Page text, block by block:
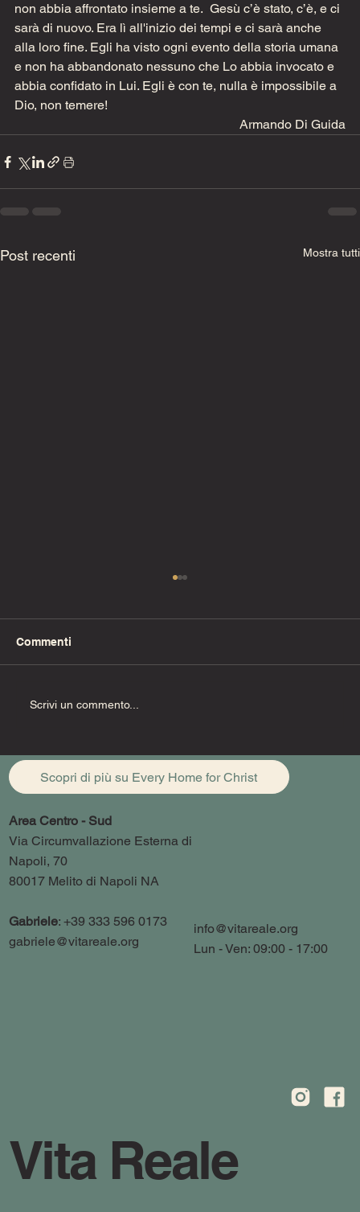
non abbia affrontato insieme a te.  Gesù c’è stato, c’è, e ci
sarà di nuovo. Era lì all'inizio dei tempi e ci sarà anche
alla loro fine. Egli ha visto ogni evento della storia umana
e non ha abbandonato nessuno che Lo abbia invocato e
abbia confidato in Lui. Egli è con te, nulla è impossibile a
Dio, non temere!
Armando Di Guida
Post recenti Mostra tutti
Commenti
Scrivi un commento...
Scopri di più su Every Home for Christ
Area Centro - Sud
Via Circumvallazione Esterna di
Napoli, 70
80017 Melito di Napoli NA
Gabriele: +39 333 596 0173
gabriele@vitareale.org
info@vitareale.org
Lun - Ven: 09:00 - 17:00
Vita Reale